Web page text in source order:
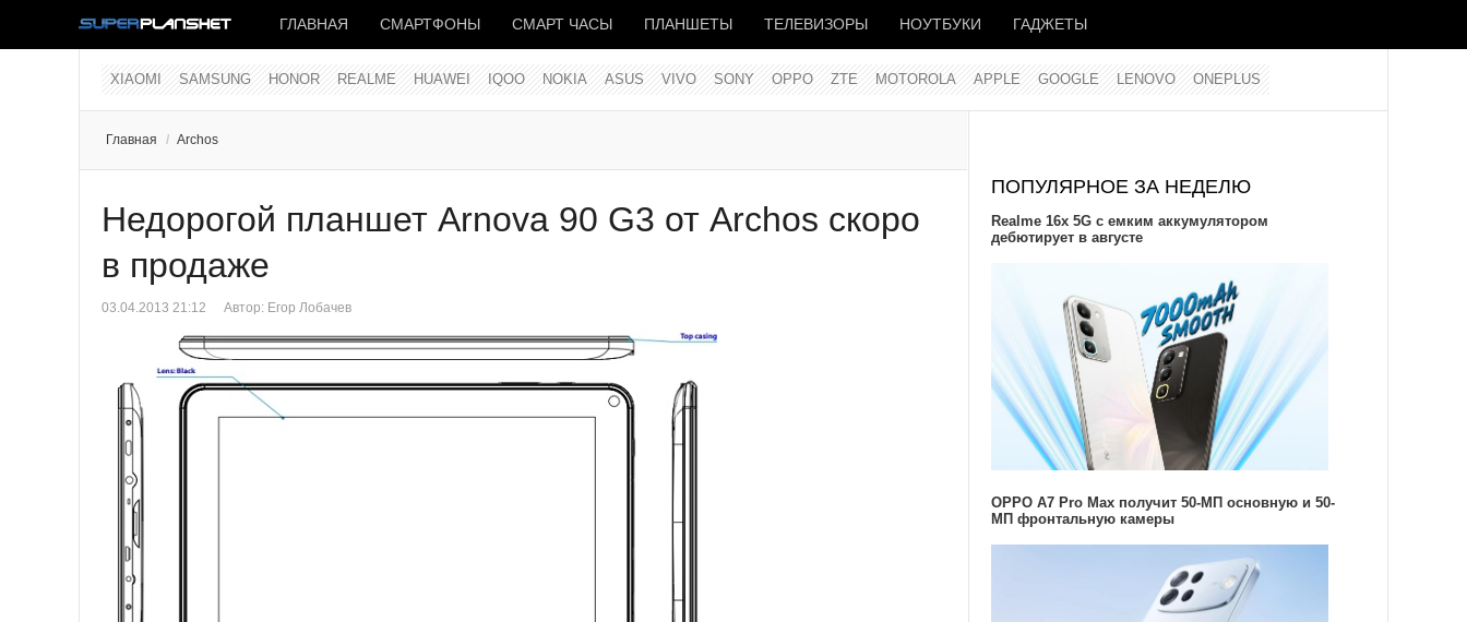
ГЛАВНАЯ СМАРТФОНЫ СМАРТ ЧАСЫ ПЛАНШЕТЫ ТЕЛЕВИЗОРЫ НОУТБУКИ ГАДЖЕТЫ
XIAOMI SAMSUNG HONOR REALME HUAWEI IQOO NOKIA ASUS VIVO SONY OPPO ZTE MOTOROLA APPLE GOOGLE LENOVO ONEPLUS
Главная / Archos
Недорогой планшет Arnova 90 G3 от Archos скоро
в продаже
03.04.2013 21:12 Автор: Егор Лобачев
ПОПУЛЯРНОЕ ЗА НЕДЕЛЮ
Realme 16x 5G с емким аккумулятором
дебютирует в августе
OPPO A7 Pro Max получит 50-МП основную и 50-
МП фронтальную камеры